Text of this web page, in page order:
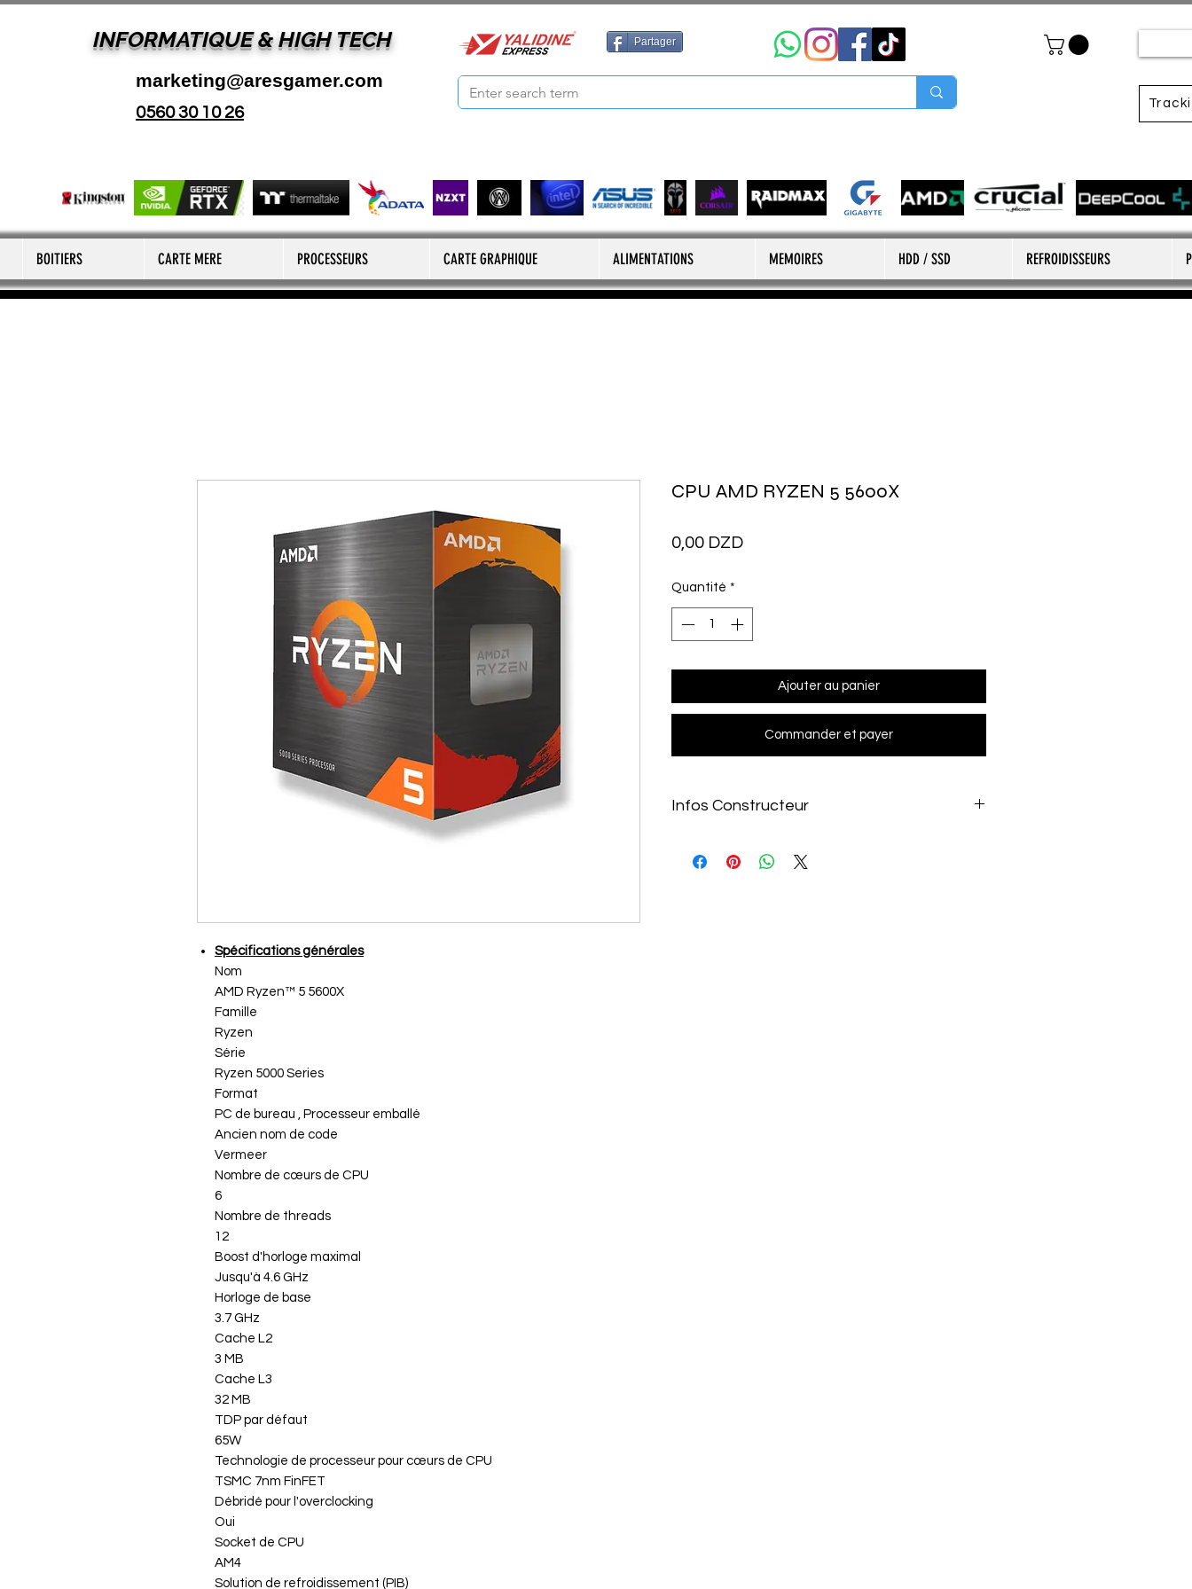
INFORMATIQUE & HIGH TECH
marketing@aresgamer.com
Partager
0560 30 10 26
BOITIERS CARTE MERE PROCESSEURS CARTE GRAPHIQUE ALIMENTATIONS MEMOIRES HDD / SSD REFROIDISSEURS
Spécifications générales
Nom
AMD Ryzen™ 5 5600X
Famille
Ryzen
Série
Ryzen 5000 Series
Format
PC de bureau , Processeur emballé
Ancien nom de code
Vermeer
Nombre de cœurs de CPU
6
Nombre de threads
12
Boost d'horloge maximal
Jusqu'à 4.6 GHz
Horloge de base
3.7 GHz
Cache L2
3 MB
Cache L3
32 MB
TDP par défaut
65W
Technologie de processeur pour cœurs de CPU
TSMC 7nm FinFET
Débridé pour l'overclocking
Oui
Socket de CPU
AM4
Solution de refroidissement (PIB)
CPU AMD RYZEN 5 5600X
0,00 DZDPrix
Quantité *
Ajouter au panier
Commander et payer
Infos Constructeur
ops/ryzen/5000-series/amd-ryzen-5-5600x.html